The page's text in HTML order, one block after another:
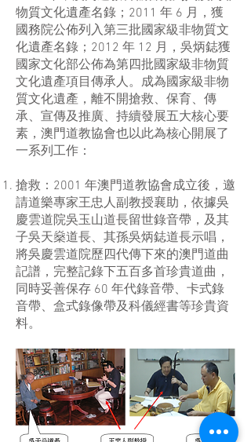
物質文化遺產名錄；2011 年 6 月，獲
國務院公佈列入第三批國家級非物質文
化遺產名錄；2012 年 12 月，吳炳鋕獲
國家文化部公佈為第四批國家級非物質
文化遺產項目傳承人。成為國家級非物
質文化遺產，離不開搶救、保育、傳
承、宣傳及推廣、持續發展五大核心要
素，澳門道教協會也以此為核心開展了
一系列工作：
搶救：2001 年澳門道教協會成立後，邀
請道樂專家王忠人副教授襄助，依據吳
慶雲道院吳玉山道長留世錄音帶，及其
子吳天燊道長、其孫吳炳鋕道長示唱，
將吳慶雲道院歷四代傳下來的澳門道曲
記譜，完整記錄下五百多首珍貴道曲，
同時妥善保存 60 年代錄音帶、卡式錄
音帶、盒式錄像帶及科儀經書等珍貴資
料。